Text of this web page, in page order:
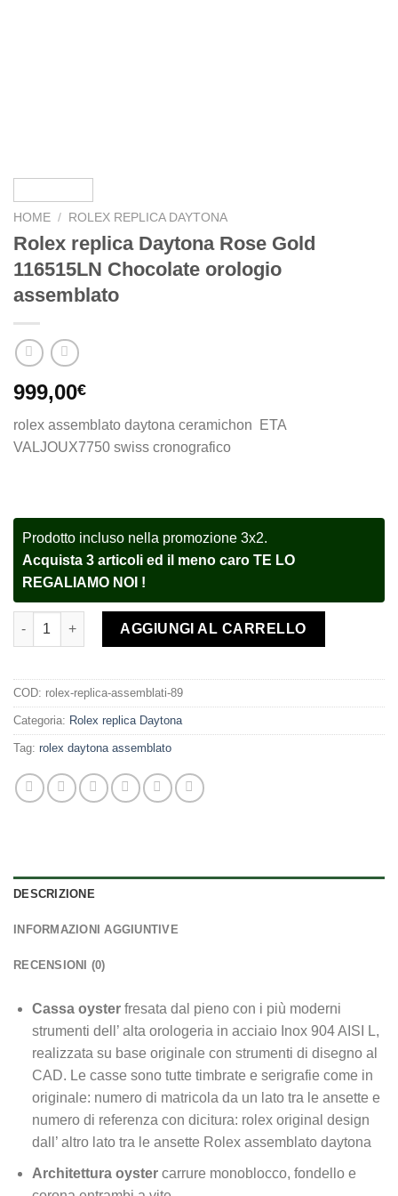
HOME / ROLEX REPLICA DAYTONA
Rolex replica Daytona Rose Gold
116515LN Chocolate orologio
assemblato
999,00€
rolex assemblato daytona ceramichon ETA
VALJOUX7750 swiss cronografico
Prodotto incluso nella promozione 3x2.
Acquista 3 articoli ed il meno caro TE LO
REGALIAMO NOI !
Rolex replica Daytona Rose Gold 116515LN Chocolate
AGGIUNGI AL CARRELLO
COD: rolex-replica-assemblati-89
Categoria: Rolex replica Daytona
Tag: rolex daytona assemblato
DESCRIZIONE
INFORMAZIONI AGGIUNTIVE
RECENSIONI (0)
Cassa oyster fresata dal pieno con i più moderni
strumenti dell’ alta orologeria in acciaio Inox 904 AISI L,
realizzata su base originale con strumenti di disegno al
CAD. Le casse sono tutte timbrate e serigrafie come in
originale: numero di matricola da un lato tra le ansette e
numero di referenza con dicitura: rolex original design
dall’ altro lato tra le ansette Rolex assemblato daytona
Architettura oyster carrure monoblocco, fondello e